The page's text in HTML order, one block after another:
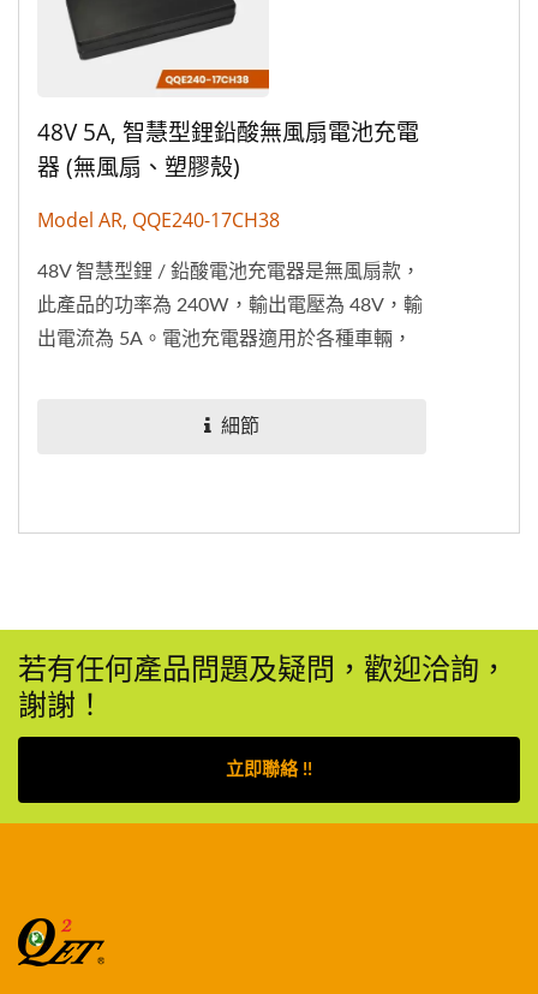
48V 5A, 智慧型鋰鉛酸無風扇電池充電
器 (無風扇、塑膠殼)
Model AR, QQE240-17CH38
48V 智慧型鋰 / 鉛酸電池充電器是無風扇款，
此產品的功率為 240W，輸出電壓為 48V，輸
出電流為 5A。電池充電器適用於各種車輛，
細節
若有任何產品問題及疑問，歡迎洽詢，
謝謝！
立即聯絡 !!